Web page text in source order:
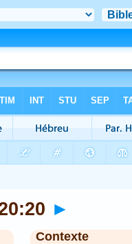
►
Contexte